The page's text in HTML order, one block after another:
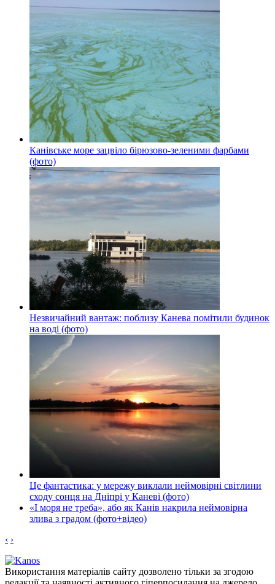
Канівське море зацвіло бірюзово-зеленими фарбами
(фото)
Незвичайний вантаж: поблизу Канева помітили будинок
на воді (фото)
Це фантастика: у мережу виклали неймовірні світлини
сходу сонця на Дніпрі у Каневі (фото)
«І моря не треба», або як Канів накрила неймовірна
злива з градом (фото+відео)
‹ ›
Використання матеріалів сайту дозволено тільки за згодою